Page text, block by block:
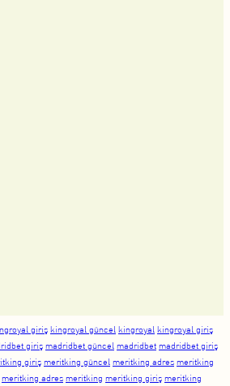
giriş kingroyal güncel kingroyal kingroyal giriş
giriş madridbet güncel madridbet madridbet giriş
giriş meritking güncel meritking adres meritking
meritking adres meritking meritking giriş meritking